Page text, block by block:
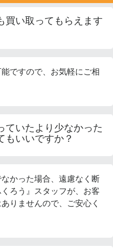
買い取ってもらえます
ですので、お気軽にご相
ていたより少なかった
もいいですか？
かった場合、遠慮なく断
ろう』スタッフが、お客
りませんので、ご安心く